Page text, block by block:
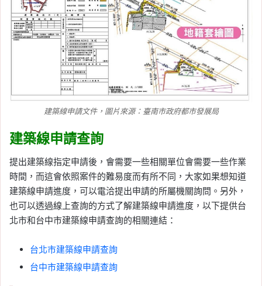
建築線申請文件，圖片來源：臺南市政府都市發展局
建築線申請查詢
提出建築線指定申請後，會需要一些相關單位會需要一些作業
時間，而這會依照案件的難易度而有所不同，大家如果想知道
建築線申請進度，可以電洽提出申請的所屬機關詢問。另外，
也可以透過線上查詢的方式了解建築線申請進度，以下提供台
北市和台中市建築線申請查詢的相關連結：
台北市建築線申請查詢
台中市建築線申請查詢